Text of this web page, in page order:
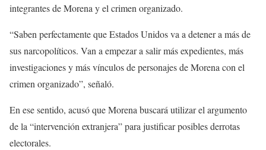
integrantes de Morena y el crimen organizado.
“Saben perfectamente que Estados Unidos va a detener a más de
sus narcopolíticos. Van a empezar a salir más expedientes, más
investigaciones y más vínculos de personajes de Morena con el
crimen organizado”, señaló.
En ese sentido, acusó que Morena buscará utilizar el argumento
de la “intervención extranjera” para justificar posibles derrotas
electorales.